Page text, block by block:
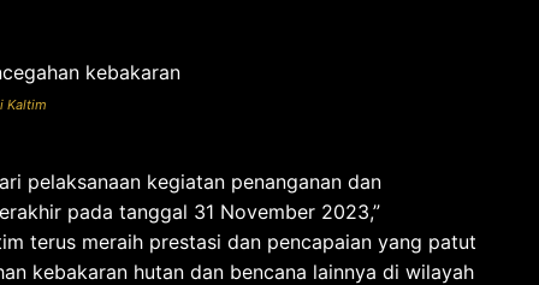
Kaltim
pelaksanaan kegiatan penanganan dan
pada tanggal 31 November 2023,”
terus meraih prestasi dan pencapaian yang patut
kebakaran hutan dan bencana lainnya di wilayah